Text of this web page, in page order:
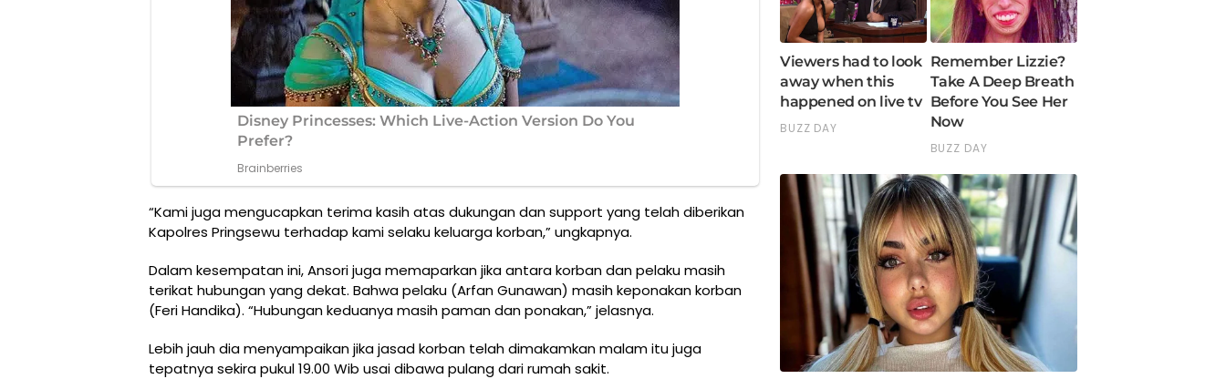
“Kami juga mengucapkan terima kasih atas dukungan dan support yang telah diberikan
Kapolres Pringsewu terhadap kami selaku keluarga korban,” ungkapnya.
Dalam kesempatan ini, Ansori juga memaparkan jika antara korban dan pelaku masih
terikat hubungan yang dekat. Bahwa pelaku (Arfan Gunawan) masih keponakan korban
(Feri Handika). “Hubungan keduanya masih paman dan ponakan,” jelasnya.
Lebih jauh dia menyampaikan jika jasad korban telah dimakamkan malam itu juga
tepatnya sekira pukul 19.00 Wib usai dibawa pulang dari rumah sakit.